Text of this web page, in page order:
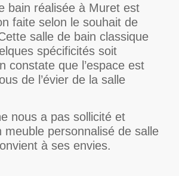
bain réalisée à Muret est
faite selon le souhait de
salle de bain classique
spécificités soit
constate que l’espace est
de l’évier de la salle
nous a pas sollicité et
meuble personnalisé de salle
à ses envies.